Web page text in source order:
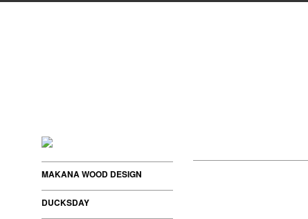
MAKANA WOOD DESIGN
DUCKSDAY